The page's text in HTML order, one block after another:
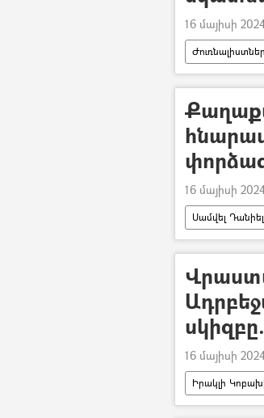
16 մայիսի
16 մայիսի
Սամվել
փորձագետ
16 մայիսի
Իրակլի
Վրաստանի